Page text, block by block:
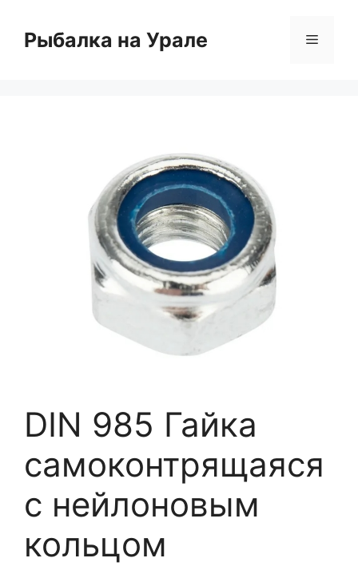
содержимому
Рыбалка на Урале Меню
DIN 985 Гайка
самоконтрящаяся
с нейлоновым
кольцом